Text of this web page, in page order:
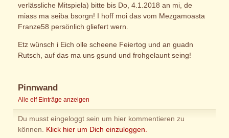
verlässliche Mitspiela) bitte bis Do, 4.1.2018 an mi, de
miass ma seiba bsorgn! I hoff moi das vom Mezgamoasta
Franze58 persönlich gliefert wern.
Etz wünsch i Eich olle scheene Feiertog und an guadn
Rutsch, auf das ma uns gsund und frohgelaunt seing!
Pinnwand
Alle elf Einträge anzeigen
Du musst eingeloggt sein um hier kommentieren zu
können. Klick hier um Dich einzuloggen.